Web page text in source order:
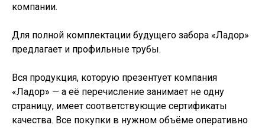
компании.
Для полной комплектации будущего забора «Ладор»
предлагает и профильные трубы.
Вся продукция, которую презентует компания
«Ладор» — а её перечисление занимает не одну
страницу, имеет соответствующие сертификаты
качества. Все покупки в нужном объёме оперативно